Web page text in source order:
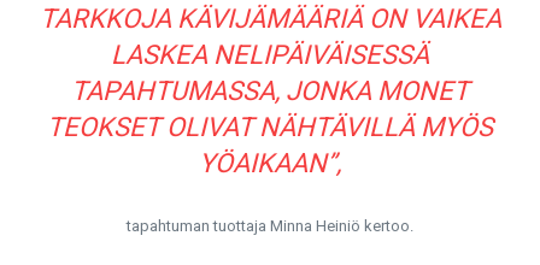
TARKKOJA KÄVIJÄMÄÄRIÄ ON VAIKEA
LASKEA NELIPÄIVÄISESSÄ
TAPAHTUMASSA, JONKA MONET
TEOKSET OLIVAT NÄHTÄVILLÄ MYÖS
YÖAIKAAN”,
tapahtuman tuottaja Minna Heiniö kertoo.